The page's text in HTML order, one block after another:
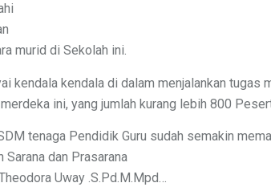
murid di Sekolah ini.
kendala kendala di dalam menjalankan tugas
ini, yang jumlah kurang lebih 800
tenaga Pendidik Guru sudah semakin
dan Prasarana
Uway .S.Pd.M.Mpd…